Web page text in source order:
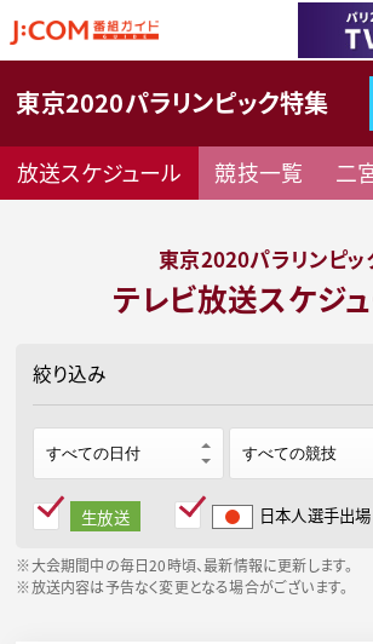
東京2020パラリンピック特集
放送スケジュール 競技一覧 二
東京2020パラリンピッ
テレビ放送スケジ
絞り込み
生放送 日本人選手出場
※大会期間中の毎日20時頃、最新情報に更新します。
※放送内容は予告なく変更となる場合がございます。